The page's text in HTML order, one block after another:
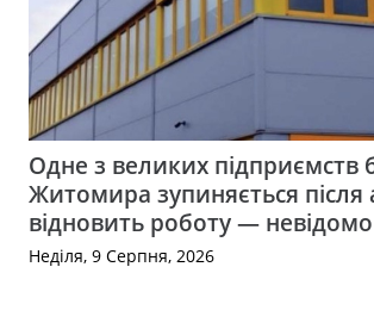
Одне з великих підприємств
Житомира зупиняється після
відновить роботу — невідомо
Неділя, 9 Серпня, 2026